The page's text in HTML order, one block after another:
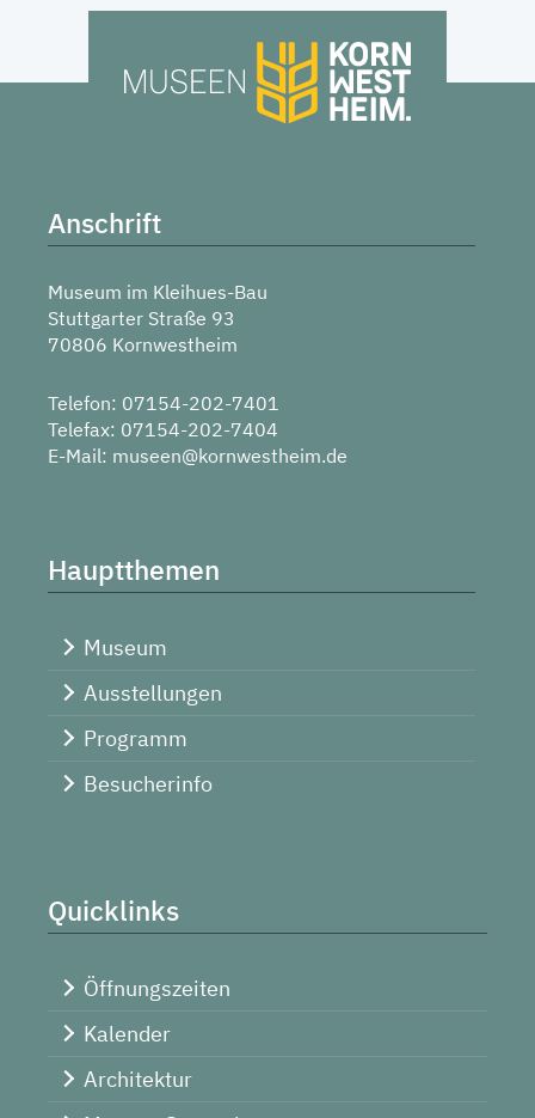
Anschrift
Museum im Kleihues-Bau
Stuttgarter Straße 93
70806 Kornwestheim
Telefon: 07154-202-7401
Telefax: 07154-202-7404
E-Mail: museen@kornwestheim.de
Hauptthemen
Museum
Ausstellungen
Programm
Besucherinfo
Quicklinks
Öffnungszeiten
Kalender
Architektur